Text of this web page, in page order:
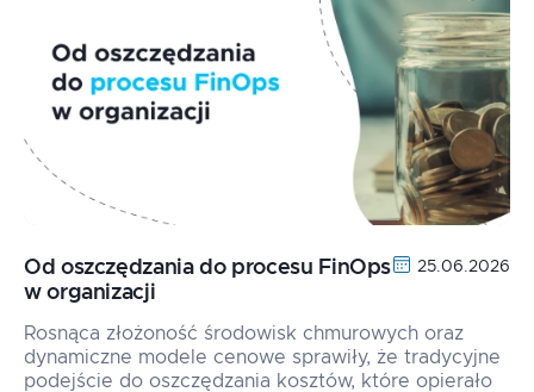
Od oszczędzania do procesu FinOps
w organizacji
25.06.2026
Rosnąca złożoność środowisk chmurowych oraz
dynamiczne modele cenowe sprawiły, że tradycyjne
podejście do oszczędzania kosztów, które opierało